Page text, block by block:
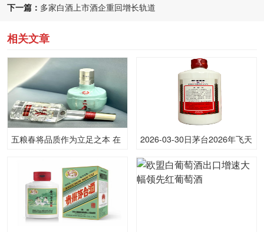
下一篇： 多家白酒上市酒企重回增长轨道
相关文章
五粮春将品质作为立足之本 在
2026-03-30日茅台2026年飞天
瓶，上涨 10元